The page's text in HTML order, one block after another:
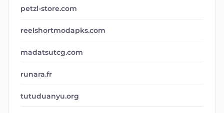
petzl-store.com
reelshortmodapks.com
madatsutcg.com
runara.fr
tutuduanyu.org